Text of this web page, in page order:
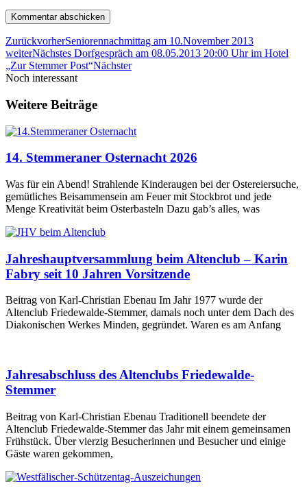
ZurückvorherSeniorennachmittag am 10.November 2013
weiterNächstes Dorfgespräch am 08.05.2013 20:00 Uhr im Hotel
„Zur Stemmer Post“Nächster
Noch interessant
Weitere Beiträge
14. Stemmeraner Osternacht 2026
Was für ein Abend! Strahlende Kinderaugen bei der Ostereiersuche,
gemütliches Beisammensein am Feuer mit Stockbrot und jede
Menge Kreativität beim Osterbasteln Dazu gab’s alles, was
Jahreshauptversammlung beim Altenclub – Karin
Fabry seit 10 Jahren Vorsitzende
Beitrag von Karl-Christian Ebenau Im Jahr 1977 wurde der
Altenclub Friedewalde-Stemmer, damals noch unter dem Dach des
Diakonischen Werkes Minden, gegründet. Waren es am Anfang
Jahresabschluss des Altenclubs Friedewalde-
Stemmer
Beitrag von Karl-Christian Ebenau Traditionell beendete der
Altenclub Friedewalde-Stemmer das Jahr mit einem gemeinsamen
Frühstück. Über vierzig Besucherinnen und Besucher und einige
Gäste waren gekommen,